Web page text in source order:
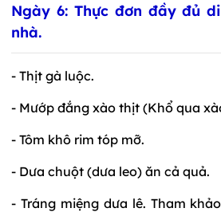
Ngày 6: Thực đơn đầy đủ
nhà.
- Thịt gà luộc.
- Mướp đắng xào thịt (Khổ qua
- Tôm khô rim tóp mỡ.
- Dưa chuột (dưa leo) ăn cả quả.
- Tráng miệng dưa lê. Tham khảo